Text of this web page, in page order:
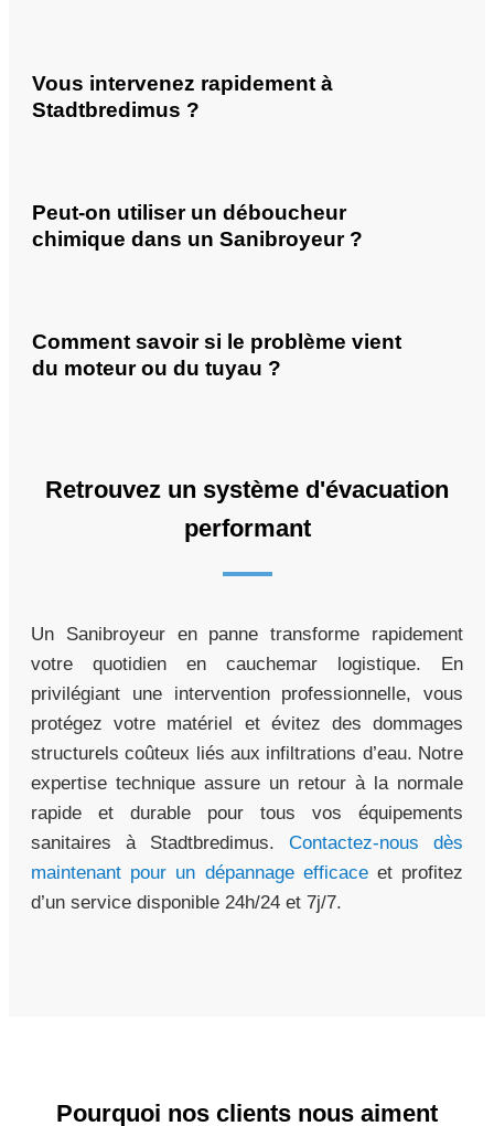
Vous intervenez rapidement à
Stadtbredimus ?
Peut-on utiliser un déboucheur
chimique dans un Sanibroyeur ?
Comment savoir si le problème vient
du moteur ou du tuyau ?
Retrouvez un système d'évacuation
performant
Un Sanibroyeur en panne transforme rapidement
votre quotidien en cauchemar logistique. En
privilégiant une intervention professionnelle, vous
protégez votre matériel et évitez des dommages
structurels coûteux liés aux infiltrations d’eau. Notre
expertise technique assure un retour à la normale
rapide et durable pour tous vos équipements
sanitaires à Stadtbredimus. Contactez-nous dès
maintenant pour un dépannage efficaceet profitez
d’un service disponible 24h/24 et 7j/7.
Pourquoi nos clients nous aiment